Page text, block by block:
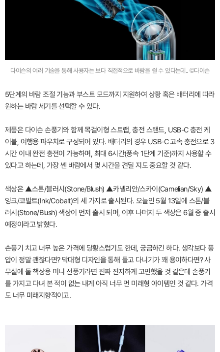
다이슨의 여러 기술을 통해 사용자는 보다 직접적으로 바람을 쐴 수 있다는데.. ©다이슨
5단계의 바람 조절 기능과 부스트 모드까지 지원하여 상황 혹은 배터리에 따라
원하는 바람 세기를 선택할 수 있다.
제품은 다이슨 손풍기와 함께 목걸이형 스트랩, 충전 스탠드, USB-C 충전 케
이블, 여행용 파우치로 구성되어 있다. 배터리의 경우 USB-C 고속 충전으로 3
시간 이내 완전 충전이 가능하며, 최대 6시간(풍속 1단계 기준)까지 사용할 수
있다고 하는데, 가장 쎈 바람에서 몇 시간을 견딜 지도 중요할 것 같다.
색상은 ▲스톤/블러시(Stone/Blush) ▲카넬리안/스카이(Carnelian/Sky) ▲
잉크/코발트(Ink/Cobalt)의 세 가지로 출시된다. 오늘인 5월 13일에 스톤/블
러시(Stone/Blush) 색상이 먼저 출시 되며, 이후 나머지 두 색상은 6월 중 출시
예정이라고 밝혔다.
손풍기 치고 너무 높은 가격에 당황스럽기도 한데, 궁금하긴 하다. 생각보다 풍
압이 정말 괜찮다면? 막대형 디자인을 통해 들고 다니기가 꽤 용이하다면? 사
무실에 둘 책상용 미니 선풍기라면 진짜 진지하게 고민했을 것 같은데 손풍기
를 가지고 다녀 본 적이 없는 내게 아직 너무 먼 미래형 아이템인 것 같다. 가격
도 너무 미래지향적이고.